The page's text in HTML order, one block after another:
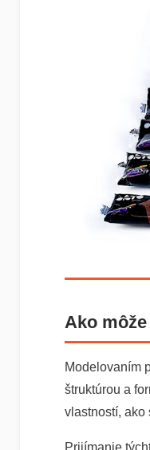
Ako
Modelovaním
štruktúrou a
vlastností, ako
Prijímanie